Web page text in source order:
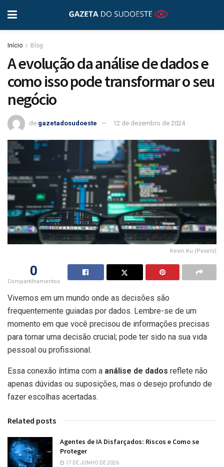
Início Blog
A evolução da análise de dados e
como isso pode transformar o seu
negócio
de gazetadosudoeste 12 de dezembro de 2024
Kevin Ku (Pexels)
0
Compartilhamentos
Vivemos em um mundo onde as decisões são
frequentemente guiadas por dados. Lembre-se de um
momento em que você precisou de informações precisas
para tomar uma decisão crucial; pode ter sido na sua vida
pessoal ou profissional.
Essa conexão íntima com a análise de dados reflete não
apenas dúvidas ou suposições, mas o desejo profundo de
fazer escolhas acertadas.
Related posts
Agentes de IA Disfarçados: Riscos e Como se
Proteger
17 DE JUNHO DE 2026